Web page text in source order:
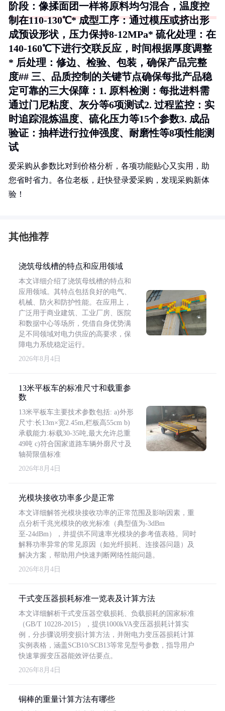
阶段 ：像揉面团一样将原料均匀混合，温度控
制在110-130℃*成型工序：通过模压或挤出形
成预设形状，压力保持8-12MPa* 硫化处理 ：在
140-160℃下进行交联反应，时间根据厚度调整
* 后处理 ：修边、检验、包装，确保产品完整
度## 三、品质控制的关键节点确保每批产品稳
定可靠的三大保障：1. 原料检测 ：每批进料需
通过门尼粘度、灰分等6项测试2. 过程监控 ：实
时追踪混炼温度、硫化压力等15个参数3. 成品
验证 ：抽样进行拉伸强度、耐磨性等8项性能测
试
爱采购从参数比对到价格分析，各项功能贴心又实用，助
您省时省力。各位老板，赶快登录爱采购，发现采购新体
验！
其他推荐
浇筑母线槽的特点和应用领域
本文详细介绍了浇筑母线槽的特点和
应用领域。其特点包括良好的电气、
机械、防火和防护性能。在应用上，
广泛用于商业建筑、工业厂房、医院
和数据中心等场所，凭借自身优势满
足不同领域对电力供应的高要求，保
障电力系统稳定运行。
2026年8月4日
13米平板车的标准尺寸和载重参
数
13米平板车主要技术参数包括: a)外形
尺寸:长13m×宽2.45m,栏板高55cm b)
承载能力:标载30-35吨,最大允许总重
49吨 c)符合国家道路车辆外廓尺寸及
轴荷限值标准
2026年8月4日
光模块接收功率多少是正常
本文详细解答光模块接收功率的正常范围及影响因素，重
点分析千兆光模块的收光标准（典型值为-3dBm
至-24dBm），并提供不同速率光模块的参考值表格。同时
解释功率异常的常见原因（如光纤损耗、连接器问题）及
解决方案，帮助用户快速判断网络性能问题。
2026年8月4日
干式变压器损耗标准一览表及计算方法
本文详细解析干式变压器空载损耗、负载损耗的国家标准
（GB/T 10228-2015），提供1000kVA变压器损耗计算实
例，分步骤说明变损计算方法，并附电力变压器损耗计算
实例表格，涵盖SCB10/SCB13等常见型号参数，指导用户
快速掌握变压器能效评估要点。
2026年8月4日
铜棒的重量计算方法有哪些